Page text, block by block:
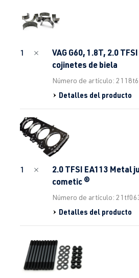
1
VAG G60, 1.8T, 2.0
cojinetes de biela
Número de artículo:
Detalles del producto
1
2.0 TFSI EA113 Metal
cometic ®
Número de artículo:
Detalles del producto